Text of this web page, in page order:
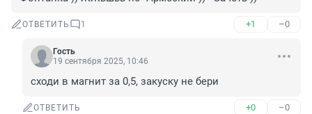
ОТВЕТИТЬ 1 +1 –0
Гость
19 сентября 2025, 10:46
сходи в магнит за 0,5, закуску не бери
ОТВЕТИТЬ +0 –0